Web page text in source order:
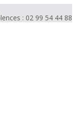
: 02 99 54 44 88